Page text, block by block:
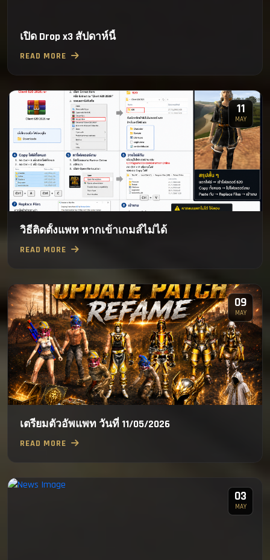
เปิด Drop x3 สัปดาห์นี้
READ MORE
11
MAY
วิธีติดตั้งแพท หากเข้าเกมส์ไม่ได้
READ MORE
09
MAY
เตรียมตัวอัพแพท วันที่ 11/05/2026
READ MORE
03
MAY